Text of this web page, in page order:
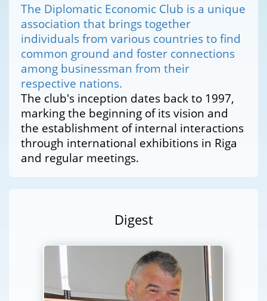
The Diplomatic Economic Club is a unique
association that brings together
individuals from various countries to find
common ground and foster connections
among businessman from their
respective nations.
The club's inception dates back to 1997,
marking the beginning of its vision and
the establishment of internal interactions
through international exhibitions in Riga
and regular meetings.
Digest